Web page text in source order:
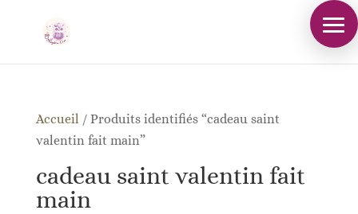
Accueil / Produits identifiés “cadeau saint
valentin fait main”
cadeau saint valentin fait
main